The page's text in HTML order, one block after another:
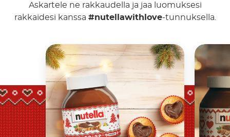
Askartele ne rakkaudella ja jaa luomuksesi
rakkaidesi kanssa #nutellawithlove-tunnuksella.